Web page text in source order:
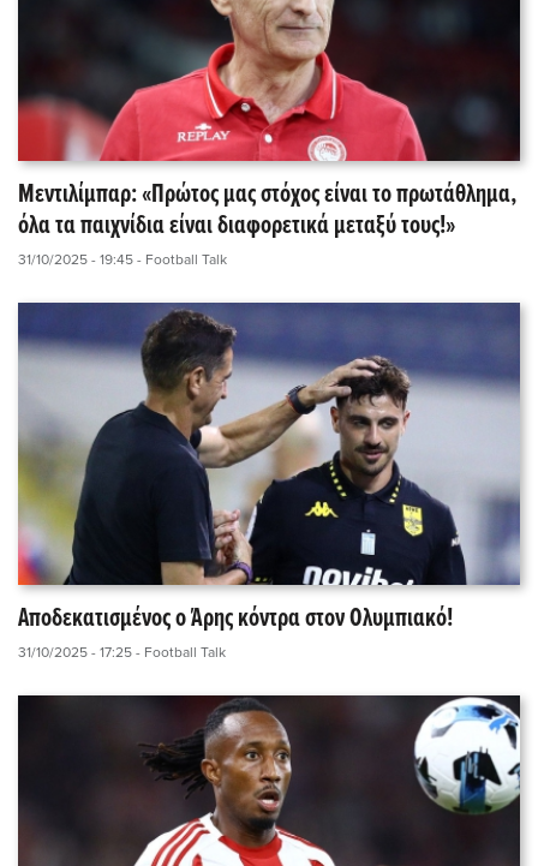
Μεντιλίμπαρ: «Πρώτος μας στόχος είναι το πρωτάθλημα,
όλα τα παιχνίδια είναι διαφορετικά μεταξύ τους!»
31/10/2025 - 19:45 - Football Talk
Αποδεκατισμένος ο Άρης κόντρα στον Ολυμπιακό!
31/10/2025 - 17:25 - Football Talk